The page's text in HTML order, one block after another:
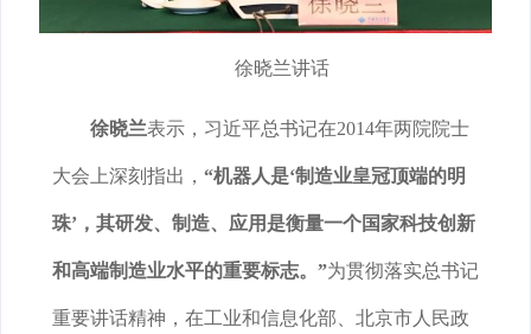
徐晓兰讲话
徐晓兰表示，习近平总书记在2014年两院院士
大会上深刻指出， “机器人是‘制造业皇冠顶端的明
珠’，其研发、制造、应用是衡量一个国家科技创新
和高端制造业水平的重要标志。”为贯彻落实总书记
重要讲话精神，在工业和信息化部、北京市人民政